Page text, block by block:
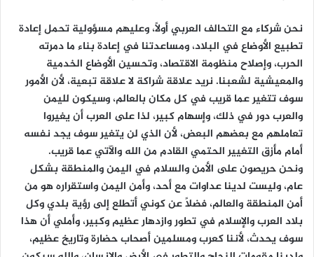
نحن شركاء مع التحالف العربي أولًا، وعليهم مسؤولية تحمل إعادة
تطبيع الأوضاع في البلاد، ومساعدتنا في إعادة بناء ما دمرته
الحرب، وإصلاح منظومة الاقتصاد، وتحسين الأوضاع الخدمية
والمعيشية لشعبنا. نريد علاقة شراكة لا علاقة تبعية، لأن الأمور
سوف تتغير عما قريب في كل مكان بالعالم، وسيكون لليمن
والعرب دور في ذلك، وإسهام كبير، لذا على العرب أن يغيروا
تعاملهم مع بعضهم البعض، لأن الذي لن يتغير سوف يجد نفسه
أمام مأزق التغيير الحتمي القادم من الله والآتي عما قريب.
ونحن حريصون على الأمن والسلام في اليمن والمنطقة بشكل
عام، وليست لدينا عداوات مع أحد، وأمن اليمن واستقراره هو من
أمن المنطقة والعالم، فضلًا عن كوني أتطلع إلى رؤية بلدي وكل
بلاد العرب والإسلام في تطور وازدهار عظيم وكبير، وأملي أن هذا
سوف يحدث، لأننا كعرب ومسلمين أصحاب حضارة وتاريخ عظيم،